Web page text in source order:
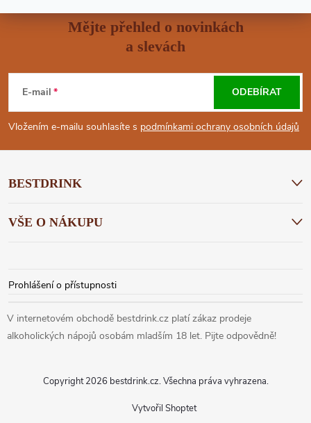
Ů
Á
A
Í
P
R
V
Ý
P
P
T
Mějte přehled o novinkách
a slevách
E-mail
Vložením e-mailu souhlasíte s podmínkami ochrany osobních údajů
ODEBÍRAT
BESTDRINK
VŠE O NÁKUPU
Prohlášení o přístupnosti
Vytvořil Shoptet
Copyright 2026 bestdrink.cz. Všechna práva vyhrazena.